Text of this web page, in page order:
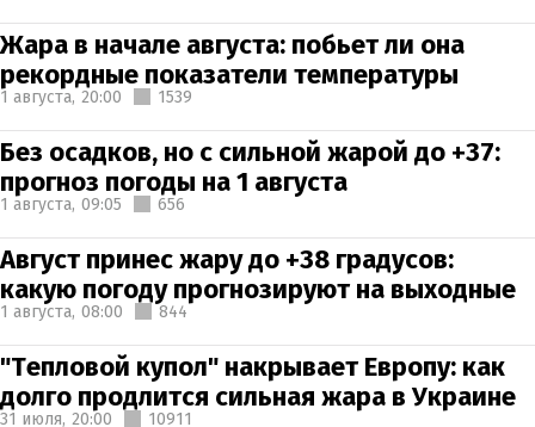
Жара в начале августа: побьет ли она
рекордные показатели температуры
1 августа, 20:00 1539
Без осадков, но с сильной жарой до +37:
прогноз погоды на 1 августа
1 августа, 09:05 656
Август принес жару до +38 градусов:
какую погоду прогнозируют на выходные
1 августа, 08:00 844
"Тепловой купол" накрывает Европу: как
долго продлится сильная жара в Украине
31 июля, 20:00 10911